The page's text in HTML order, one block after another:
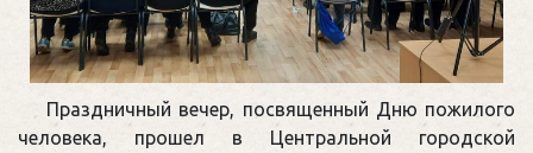
Праздничный вечер, посвященный Дню пожилого
человека, прошел в Центральной городской